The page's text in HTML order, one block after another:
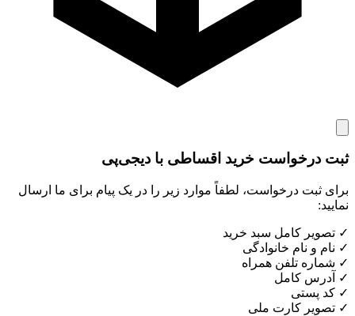
ثبت درخواست خرید اقساطی با دیجی‌پی
برای ثبت درخواست، لطفاً موارد زیر را در یک پیام برای ما ارسال
نمایید:
✓ تصویر کامل سبد خرید
✓ نام و نام خانوادگی
✓ شماره تلفن همراه
✓ آدرس کامل
✓ کد پستی
✓ تصویر کارت ملی